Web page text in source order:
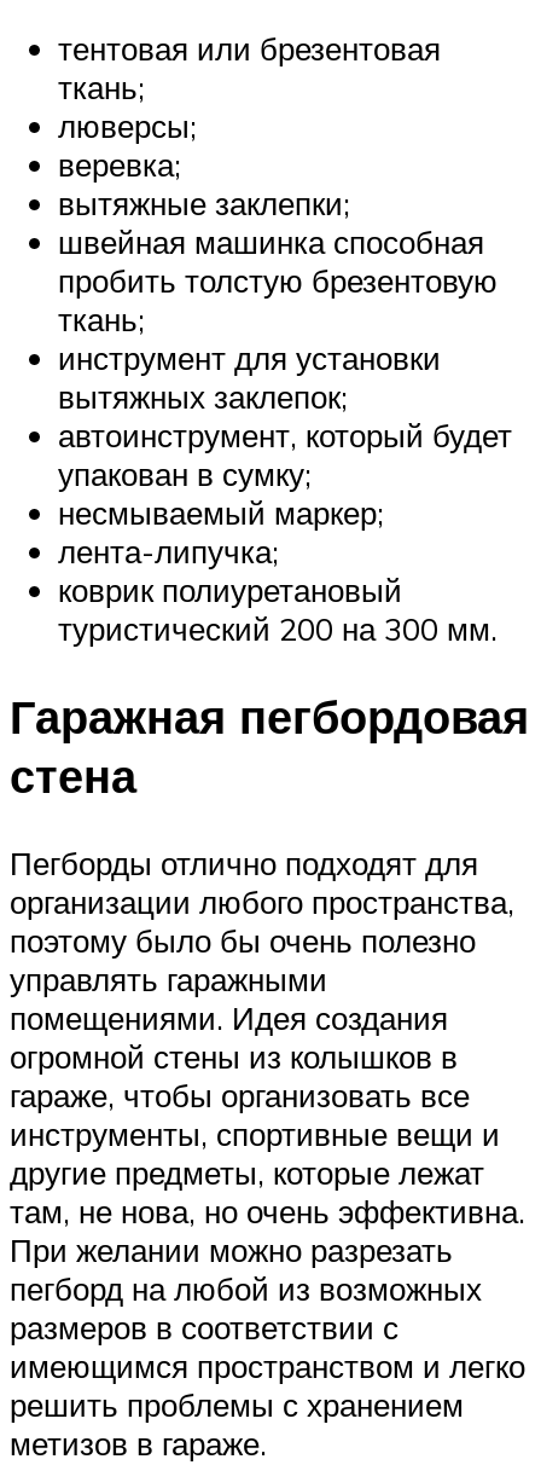
тентовая или брезентовая
ткань;
люверсы;
веревка;
вытяжные заклепки;
швейная машинка способная
пробить толстую брезентовую
ткань;
инструмент для установки
вытяжных заклепок;
автоинструмент, который будет
упакован в сумку;
несмываемый маркер;
лента-липучка;
коврик полиуретановый
туристический 200 на 300 мм.
Гаражная пегбордовая
стена
Пегборды отлично подходят для
организации любого пространства,
поэтому было бы очень полезно
управлять гаражными
помещениями. Идея создания
огромной стены из колышков в
гараже, чтобы организовать все
инструменты, спортивные вещи и
другие предметы, которые лежат
там, не нова, но очень эффективна.
При желании можно разрезать
пегборд на любой из возможных
размеров в соответствии с
имеющимся пространством и легко
решить проблемы с хранением
метизов в гараже.